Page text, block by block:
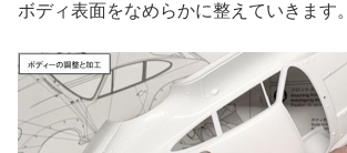
ボディ表面をなめらかに整えていきます。